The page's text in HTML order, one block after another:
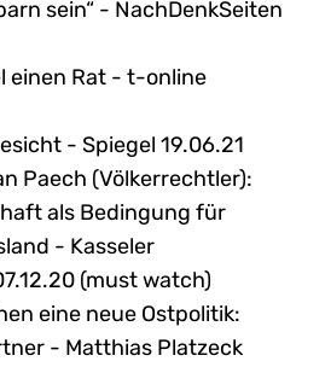
sein“ - NachDenkSeiten
einen Rat - t-online
- Spiegel 19.06.21
Paech (Völkerrechtler):
als Bedingung für
- Kasseler
(must watch)
eine neue Ostpolitik:
- Matthias Platzeck